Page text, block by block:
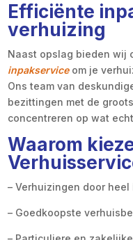
Efficiënte
verhuizing
Naast opslag bieden wij
inpakserviceom je
Ons team van
bezittingen met de
concentreren op wat
Waarom
– Verhuizingen door heel
– Goedkoopste